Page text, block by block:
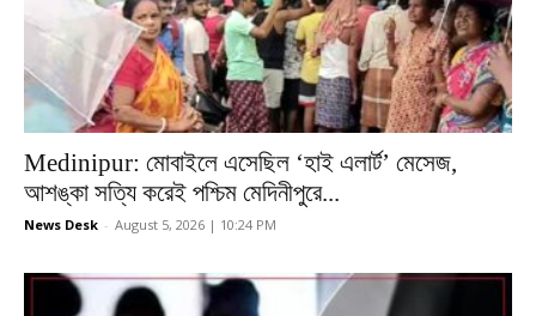
Medinipur: মোবাইলে এসেছিল ‘হাই এলার্ট’ মেসেজ,
আশঙ্কা সত্যি করেই পশ্চিম মেদিনীপুরে...
News Desk - August 5, 2026 | 10:24 PM